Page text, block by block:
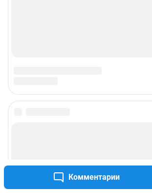
Комментарии